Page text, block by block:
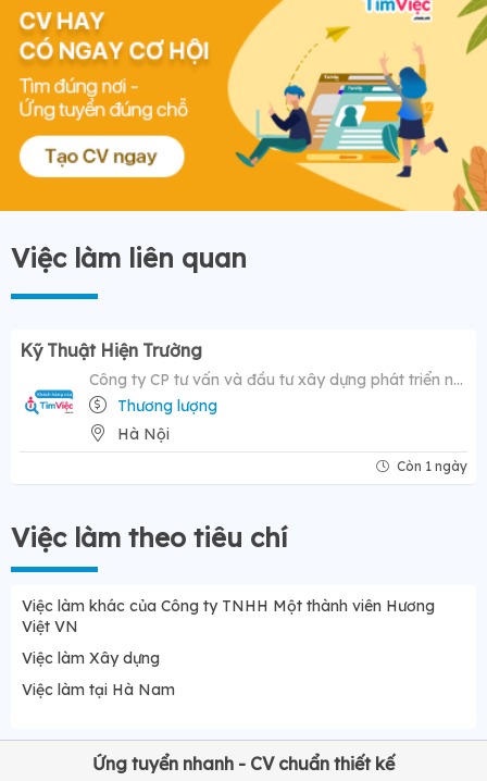
Việc làm liên quan
Kỹ Thuật Hiện Trường
Công ty CP tư vấn và đầu tư xây dựng phát triển nông thôn
Thương lượng
Hà Nội
Còn 1 ngày
Việc làm theo tiêu chí
Việc làm khác của Công ty TNHH Một thành viên Hương
Việt VN
Việc làm Xây dựng
Việc làm tại Hà Nam
Ứng tuyển nhanh - CV chuẩn thiết kế